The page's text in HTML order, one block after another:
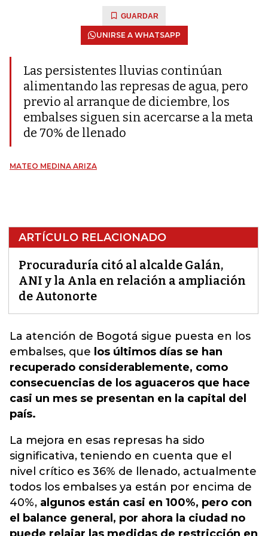
GUARDAR
UNIRSE A WHATSAPP
Las persistentes lluvias continúan
alimentando las represas de agua, pero
previo al arranque de diciembre, los
embalses siguen sin acercarse a la meta
de 70% de llenado
MATEO MEDINA ARIZA
ARTÍCULO RELACIONADO
Procuraduría citó al alcalde Galán,
ANI y la Anla en relación a ampliación
de Autonorte
La atención de Bogotá sigue puesta en los
embalses, que los últimos días se han
recuperado considerablemente, como
consecuencias de los aguaceros que hace
casi un mes se presentan en la capital del
país.
La mejora en esas represas ha sido
significativa, teniendo en cuenta que el
nivel crítico es 36% de llenado, actualmente
todos los embalses ya están por encima de
40%, algunos están casi en 100%, pero con
el balance general, por ahora la ciudad no